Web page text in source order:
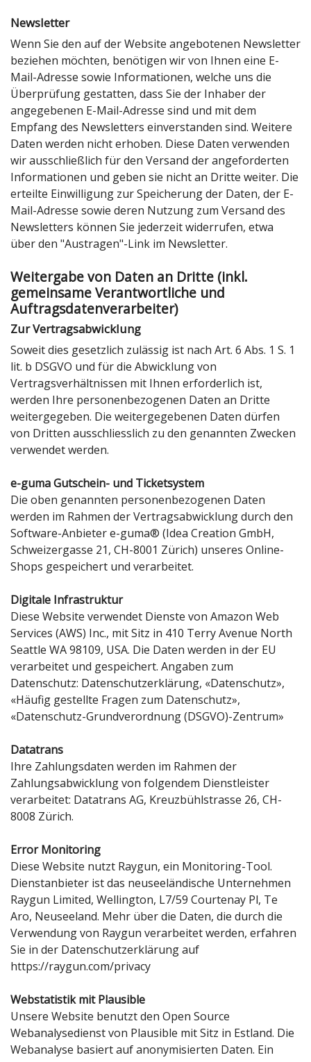
Newsletter
Wenn Sie den auf der Website angebotenen Newsletter
beziehen möchten, benötigen wir von Ihnen eine E-
Mail-Adresse sowie Informationen, welche uns die
Überprüfung gestatten, dass Sie der Inhaber der
angegebenen E-Mail-Adresse sind und mit dem
Empfang des Newsletters einverstanden sind. Weitere
Daten werden nicht erhoben. Diese Daten verwenden
wir ausschließlich für den Versand der angeforderten
Informationen und geben sie nicht an Dritte weiter. Die
erteilte Einwilligung zur Speicherung der Daten, der E-
Mail-Adresse sowie deren Nutzung zum Versand des
Newsletters können Sie jederzeit widerrufen, etwa
über den "Austragen"-Link im Newsletter.
Weitergabe von Daten an Dritte (inkl.
gemeinsame Verantwortliche und
Auftragsdatenverarbeiter)
Zur Vertragsabwicklung
Soweit dies gesetzlich zulässig ist nach Art. 6 Abs. 1 S. 1
lit. b DSGVO und für die Abwicklung von
Vertragsverhältnissen mit Ihnen erforderlich ist,
werden Ihre personenbezogenen Daten an Dritte
weitergegeben. Die weitergegebenen Daten dürfen
von Dritten ausschliesslich zu den genannten Zwecken
verwendet werden.
e-guma Gutschein- und Ticketsystem
Die oben genannten personenbezogenen Daten
werden im Rahmen der Vertragsabwicklung durch den
Software-Anbieter e-guma® (Idea Creation GmbH,
Schweizergasse 21, CH-8001 Zürich) unseres Online-
Shops gespeichert und verarbeitet.
Digitale Infrastruktur
Diese Website verwendet Dienste von Amazon Web
Services (AWS) Inc., mit Sitz in 410 Terry Avenue North
Seattle WA 98109, USA. Die Daten werden in der EU
verarbeitet und gespeichert. Angaben zum
Datenschutz: Datenschutzerklärung, «Datenschutz»,
«Häufig gestellte Fragen zum Datenschutz»,
«Datenschutz-Grundverordnung (DSGVO)-Zentrum»
Datatrans
Ihre Zahlungsdaten werden im Rahmen der
Zahlungsabwicklung von folgendem Dienstleister
verarbeitet: Datatrans AG, Kreuzbühlstrasse 26, CH-
8008 Zürich.
Error Monitoring
Diese Website nutzt Raygun, ein Monitoring-Tool.
Dienstanbieter ist das neuseeländische Unternehmen
Raygun Limited, Wellington, L7/59 Courtenay Pl, Te
Aro, Neuseeland. Mehr über die Daten, die durch die
Verwendung von Raygun verarbeitet werden, erfahren
Sie in der Datenschutzerklärung auf
https://raygun.com/privacy
Webstatistik mit Plausible
Unsere Website benutzt den Open Source
Webanalysedienst von Plausible mit Sitz in Estland. Die
Webanalyse basiert auf anonymisierten Daten. Ein